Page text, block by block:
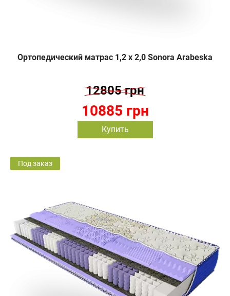
Ортопедический матрас 1,2 х 2,0 Sonora Arabeska
10885 грн
12805 грн
Купить
Под заказ